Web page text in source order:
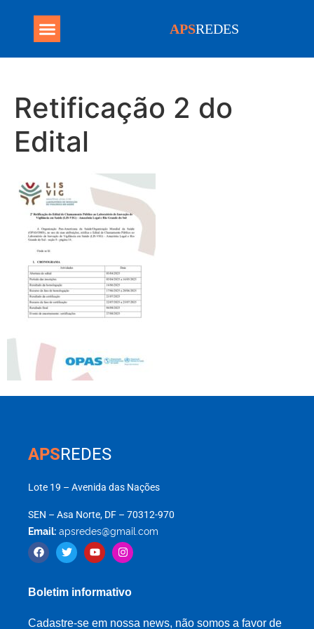
APSREDES
Retificação 2 do
Edital
APSREDES
Lote 19 – Avenida das Nações
SEN – Asa Norte, DF – 70312-970
Email: apsredes@gmail.com
Boletim informativo
Cadastre-se em nossa news, não somos a favor de